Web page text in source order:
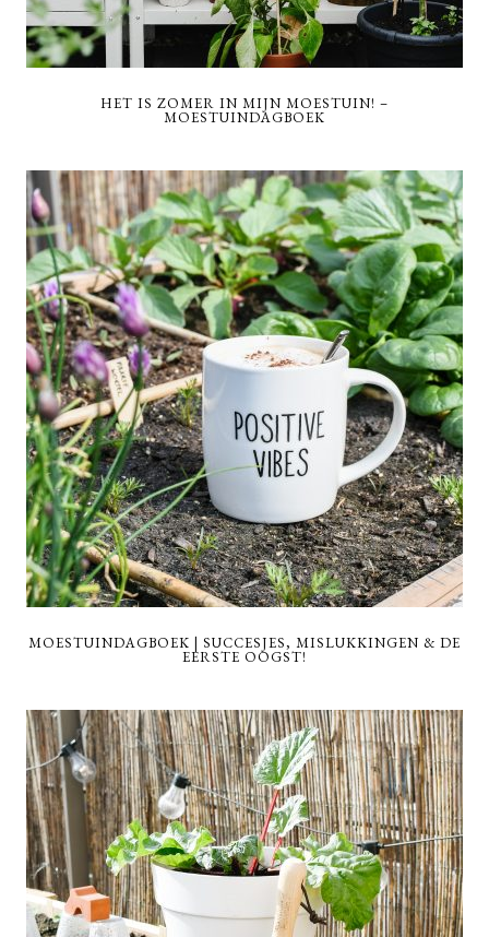
HET IS ZOMER IN MIJN MOESTUIN! –
MOESTUINDAGBOEK
MOESTUINDAGBOEK | SUCCESJES, MISLUKKINGEN & DE
EERSTE OOGST!